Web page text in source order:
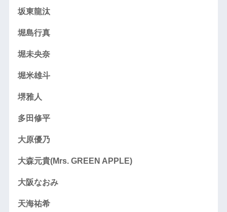
坂東龍汰
堀島行真
堀未央奈
堀米雄斗
堺雅人
多田修平
大原優乃
大森元貴(Mrs. GREEN APPLE)
大阪なおみ
天海祐希